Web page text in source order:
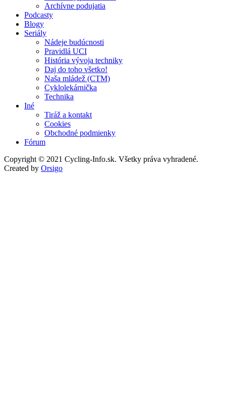
Archívne podujatia
Podcasty
Blogy
Seriály
Nádeje budúcnosti
Pravidlá UCI
História vývoja techniky
Daj do toho všetko!
Naša mládež (CTM)
Cyklolekárnička
Technika
Iné
Tiráž a kontakt
Cookies
Obchodné podmienky
Fórum
Copyright © 2021 Cycling-Info.sk. Všetky práva vyhradené.
Created by Orsigo